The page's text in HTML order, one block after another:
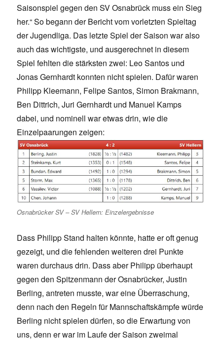
Saisonspiel gegen den SV Osnabrück muss ein Sieg
her.“ So begann der Bericht vom vorletzten Spieltag
der Jugendliga. Das letzte Spiel der Saison war also
auch das wichtigste, und ausgerechnet in diesem
Spiel fehlten die stärksten zwei: Leo Santos und
Jonas Gernhardt konnten nicht spielen. Dafür waren
Philipp Kleemann, Felipe Santos, Simon Brakmann,
Ben Dittrich, Juri Gernhardt und Manuel Kamps
dabei, und nominell war etwas drin, wie die
Einzelpaarungen zeigen:
Osnabrücker SV – SV Hellern: Einzelergebnisse
Dass Philipp Stand halten könnte, hatte er oft genug
gezeigt, und die fehlenden weiteren drei Punkte
waren durchaus drin. Dass aber Philipp überhaupt
gegen den Spitzenmann der Osnabrücker, Justin
Berling, antreten musste, war eine Überraschung,
denn nach den Regeln für Mannschaftskämpfe würde
Berling nicht spielen dürfen, so die Erwartung von
uns, denn er war im Laufe der Saison zweimal